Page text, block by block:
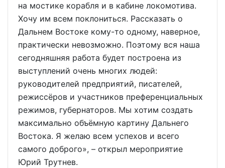
на мостике корабля и в кабине локомотива.
Хочу им всем поклониться. Рассказать о
Дальнем Востоке кому-то одному, наверное,
практически невозможно. Поэтому вся наша
сегодняшняя работа будет построена из
выступлений очень многих людей:
руководителей предприятий, писателей,
режиссёров и участников преференциальных
режимов, губернаторов. Мы хотим создать
максимально объёмную картину Дальнего
Востока. Я желаю всем успехов и всего
самого доброго», – открыл мероприятие
Юрий Трутнев.